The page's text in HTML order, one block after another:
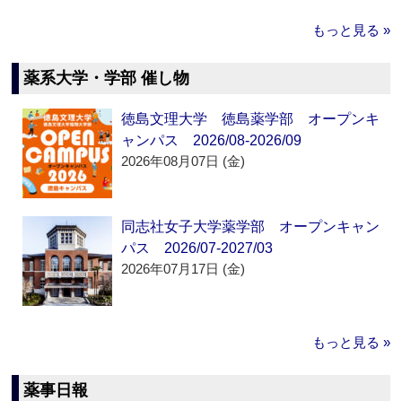
もっと見る »
薬系大学・学部 催し物
徳島文理大学 徳島薬学部 オープンキ
ャンパス 2026/08-2026/09
2026年08月07日 (金)
同志社女子大学薬学部 オープンキャン
パス 2026/07-2027/03
2026年07月17日 (金)
もっと見る »
薬事日報